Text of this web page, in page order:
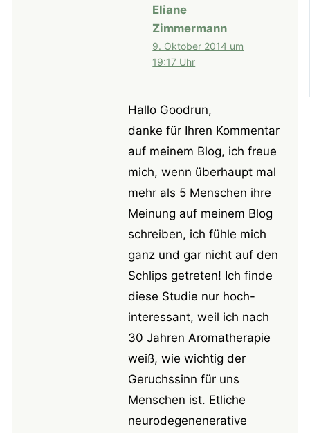
Eliane
Zimmermann
9. Oktober 2014 um
19:17 Uhr
Hallo Goodrun,
danke für Ihren Kommentar
auf meinem Blog, ich freue
mich, wenn überhaupt mal
mehr als 5 Menschen ihre
Meinung auf meinem Blog
schreiben, ich fühle mich
ganz und gar nicht auf den
Schlips getreten! Ich finde
diese Studie nur hoch-
interessant, weil ich nach
30 Jahren Aromatherapie
weiß, wie wichtig der
Geruchssinn für uns
Menschen ist. Etliche
neurodegenenerative